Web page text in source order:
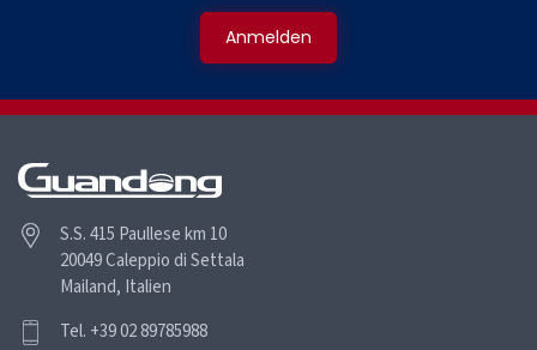
S.S. 415 Paullese km 10
20049 Caleppio di Settala
Mailand, Italien
Tel. +39 02 89785988